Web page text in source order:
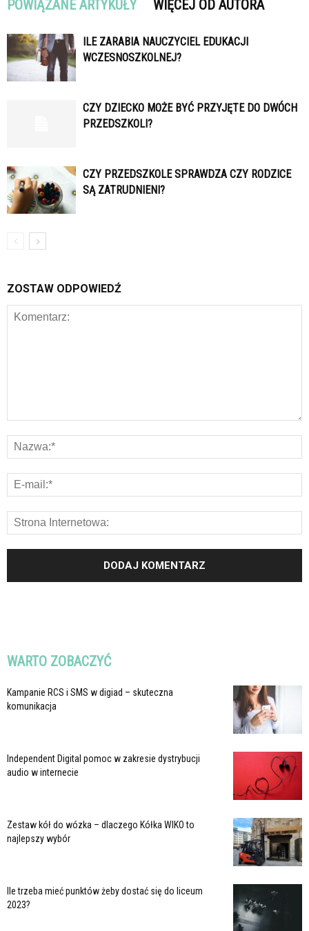
POWIĄZANE ARTYKUŁY WIĘCEJ OD AUTORA
ILE ZARABIA NAUCZYCIEL EDUKACJI
WCZESNOSZKOLNEJ?
CZY DZIECKO MOŻE BYĆ PRZYJĘTE DO DWÓCH
PRZEDSZKOLI?
CZY PRZEDSZKOLE SPRAWDZA CZY RODZICE
SĄ ZATRUDNIENI?
ZOSTAW ODPOWIEDŹ
WARTO ZOBACZYĆ
Kampanie RCS i SMS w digiad – skuteczna
komunikacja
Independent Digital pomoc w zakresie dystrybucji
audio w internecie
Zestaw kół do wózka – dlaczego Kółka WIKO to
najlepszy wybór
Ile trzeba mieć punktów żeby dostać się do liceum
2023?